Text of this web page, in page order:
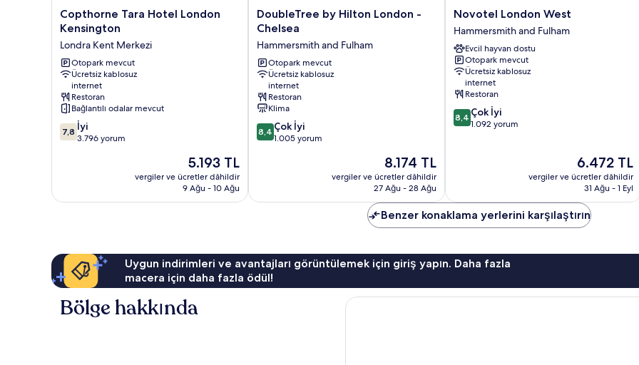
detay
Copthorne
Tara
London
Kensington
Londra
Kent
Merkezi
Copthorne Tara Hotel London
Kensington
Londra Kent Merkezi
Otopark mevcut
Ücretsiz kablosuz
internet
Restoran
Bağlantılı odalar mevcut
10
üzerinden
7,8 İyi
3.796 yorum
Güncel
fiyat:
5.193 TL
5.193 TL
vergiler ve ücretler dâhildir
9 Ağu - 10 Ağu
DoubleTree
by
London
-
Chelsea
Hammersmith
and
Fulham
DoubleTree by Hilton London -
Chelsea
Hammersmith and Fulham
Otopark mevcut
Ücretsiz kablosuz
internet
Restoran
Klima
10
üzerinden
yorum
8,4 Çok İyi
1.005 yorum
Güncel
fiyat:
8.174 TL
8.174 TL
vergiler ve ücretler dâhildir
27 Ağu - 28 Ağu
Novotel
London
West
Hammersmith
and
Fulham
Novotel London West
Hammersmith and Fulham
Evcil hayvan dostu
Otopark mevcut
Ücretsiz kablosuz
internet
Restoran
10
üzerinden
8,4 Çok İyi
1.092 yorum
Güncel
fiyat:
6.472 TL
6.472 TL
vergiler ve ücretler dâhildir
31 Ağu - 1 Eyl
Benzer konaklama yerlerini karşılaştırın
Uygun indirimleri ve avantajları görüntülemek için giriş yapın. Daha fazla
macera için daha fazla ödül!
Bölge hakkında